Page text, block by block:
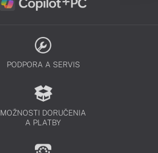
PODPORA A SERVIS
MOŽNOSTI DORUČENIA
A PLATBY